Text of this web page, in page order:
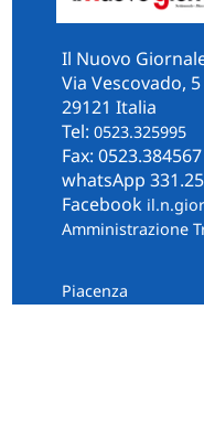
Il Nuovo
Via Vescovado,
29121 Italia
Tel: 0523.325995
Fax: 0523.384567
whatsApp
Facebook
Amministrazione
Piacenza